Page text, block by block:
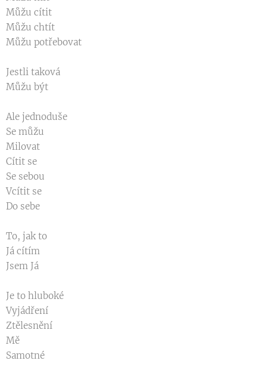
Můžu cítit
Můžu chtít
Můžu potřebovat
Jestli taková
Můžu být
Ale jednoduše
Se můžu
Milovat
Cítit se
Se sebou
Vcítit se
Do sebe
To, jak to
Já cítím
Jsem Já
Je to hluboké
Vyjádření
Ztělesnění
Mě
Samotné